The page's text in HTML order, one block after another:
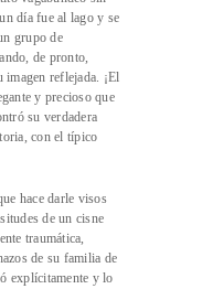
día fue al lago y se
grupo de
de pronto,
reflejada. ¡El
y precioso que
su verdadera
con el típico
hace darle visos
de un cisne
traumática,
de su familia de
explícitamente y lo